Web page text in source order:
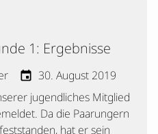
1: Ergebnisse
event 30. August 2019
jugendliches Mitglied
Da die Paarungern
hat er sein